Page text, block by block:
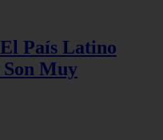
País Latino
Muy